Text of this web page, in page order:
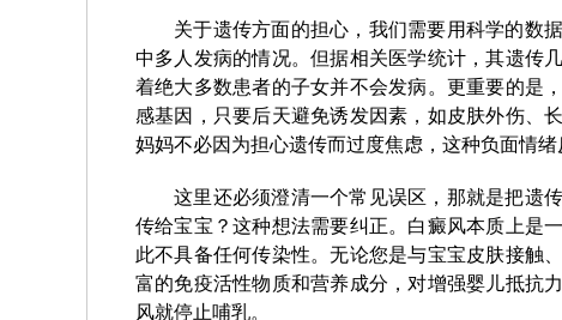
关于遗传方面的担心，我们需要用科学的数
中多人发病的情况。但据相关医学统计，其遗传
着绝大多数患者的子女并不会发病。更重要的是
感基因，只要后天避免诱发因素，如皮肤外伤、
妈妈不必因为担心遗传而过度焦虑，这种负面情
这里还必须澄清一个常见误区，那就是把遗
传给宝宝？这种想法需要纠正。白癜风本质上是
此不具备任何传染性。无论您是与宝宝皮肤接触
富的免疫活性物质和营养成分，对增强婴儿抵抗
风就停止哺乳。